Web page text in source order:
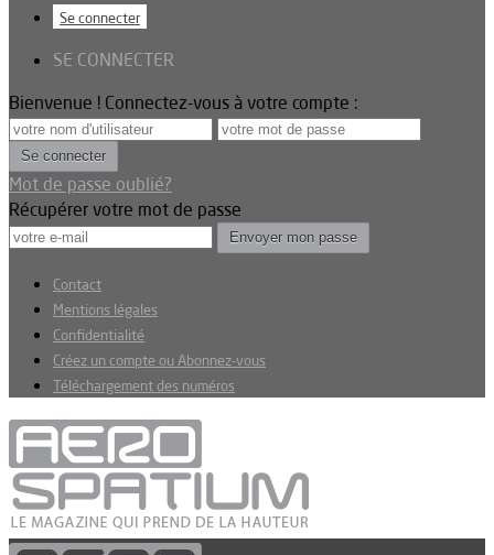
Se connecter
SE CONNECTER
Bienvenue ! Connectez-vous à votre compte :
Mot de passe oublié?
Récupérer votre mot de passe
Contact
Mentions légales
Confidentialité
Créez un compte ou Abonnez-vous
Téléchargement des numéros